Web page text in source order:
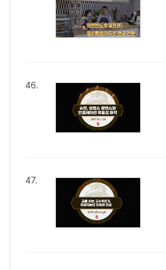
46.
47.